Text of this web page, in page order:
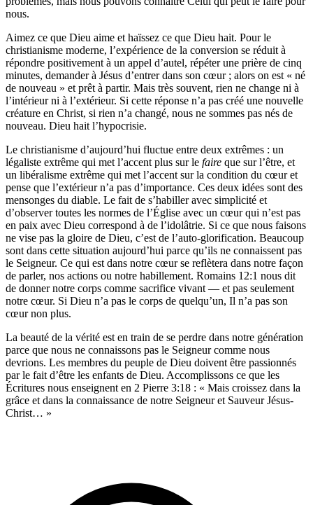
nous.
Aimez ce que Dieu aime et haïssez ce que Dieu hait. Pour le
christianisme moderne, l’expérience de la conversion se réduit à
répondre positivement à un appel d’autel, répéter une prière de cinq
minutes, demander à Jésus d’entrer dans son cœur ; alors on est « né
de nouveau » et prêt à partir. Mais très souvent, rien ne change ni à
l’intérieur ni à l’extérieur. Si cette réponse n’a pas créé une nouvelle
créature en Christ, si rien n’a changé, nous ne sommes pas nés de
nouveau. Dieu hait l’hypocrisie.
Le christianisme d’aujourd’hui fluctue entre deux extrêmes : un
légaliste extrême qui met l’accent plus sur le faire que sur l’être, et
un libéralisme extrême qui met l’accent sur la condition du cœur et
pense que l’extérieur n’a pas d’importance. Ces deux idées sont des
mensonges du diable. Le fait de s’habiller avec simplicité et
d’observer toutes les normes de l’Église avec un cœur qui n’est pas
en paix avec Dieu correspond à de l’idolâtrie. Si ce que nous faisons
ne vise pas la gloire de Dieu, c’est de l’auto-glorification. Beaucoup
sont dans cette situation aujourd’hui parce qu’ils ne connaissent pas
le Seigneur. Ce qui est dans notre cœur se reflètera dans notre façon
de parler, nos actions ou notre habillement. Romains 12:1 nous dit
de donner notre corps comme sacrifice vivant — et pas seulement
notre cœur. Si Dieu n’a pas le corps de quelqu’un, Il n’a pas son
cœur non plus.
La beauté de la vérité est en train de se perdre dans notre génération
parce que nous ne connaissons pas le Seigneur comme nous
devrions. Les membres du peuple de Dieu doivent être passionnés
par le fait d’être les enfants de Dieu. Accomplissons ce que les
Écritures nous enseignent en 2 Pierre 3:18 : « Mais croissez dans la
grâce et dans la connaissance de notre Seigneur et Sauveur Jésus-
Christ… »